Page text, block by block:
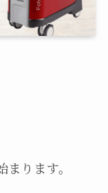
ります。